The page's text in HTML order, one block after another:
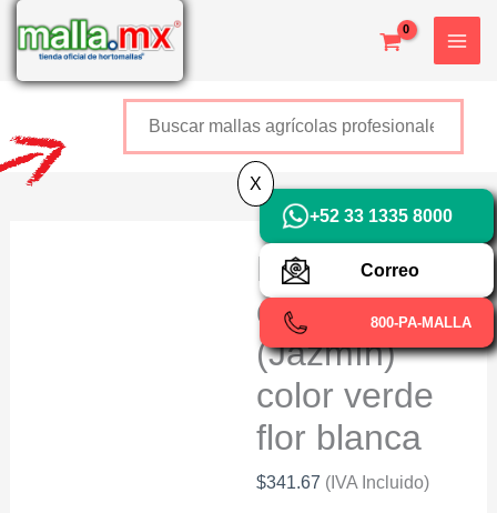
contenido
ERBETTA®
decorativa
(Jazmín)
color verde
flor blanca
$341.67 (IVA Incluido)
X
+52 800 726 2552
+52 33 1335 8000
Correo
800-PA-MALLA
X